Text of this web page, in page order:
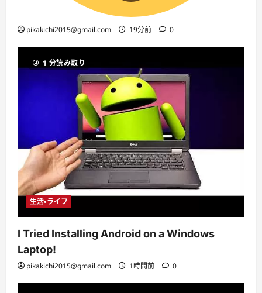
pikakichi2015@gmail.com 19分前 0
1 分読み取り
生活・ライフ
I Tried Installing Android on a Windows
Laptop!
pikakichi2015@gmail.com 1時間前 0